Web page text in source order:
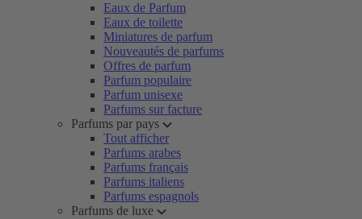
Eaux de Parfum
Eaux de toilette
Miniatures de parfum
Nouveautés de parfums
Offres de parfum
Parfum populaire
Parfum unisexe
Parfums sur facture
Parfums par pays
Tout afficher
Parfums arabes
Parfums français
Parfums italiens
Parfums espagnols
Parfums de luxe